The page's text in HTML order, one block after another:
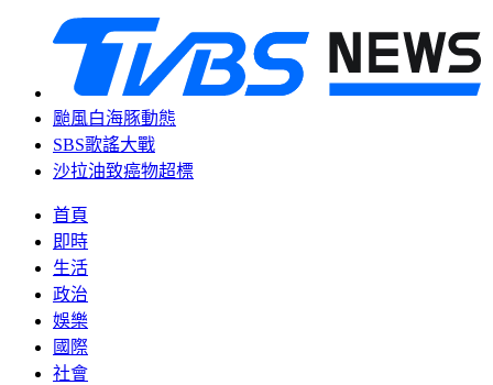
颱風白海豚動態
SBS歌謠大戰
沙拉油致癌物超標
首頁
即時
生活
政治
娛樂
國際
社會